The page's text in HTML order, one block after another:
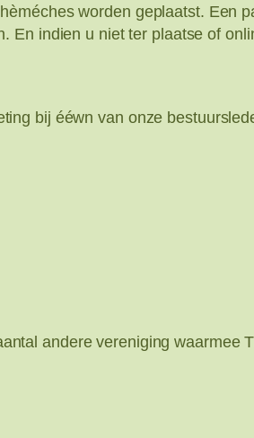
worden geplaatst. Een
En indien u niet ter plaatse of
bij ééwn van onze
andere vereniging waarmee